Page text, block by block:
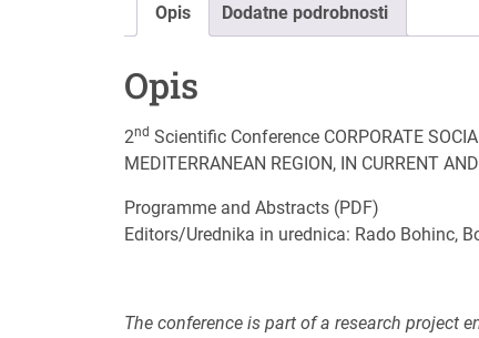
Opis Dodatne podrobnosti
Opis
2nd Scientific Conference CORPORATE
MEDITERRANEAN REGION, IN CURRENT
Programme and Abstracts (PDF)
Editors/Urednika in urednica: Rado Bohinc,
The conference is part of a research project